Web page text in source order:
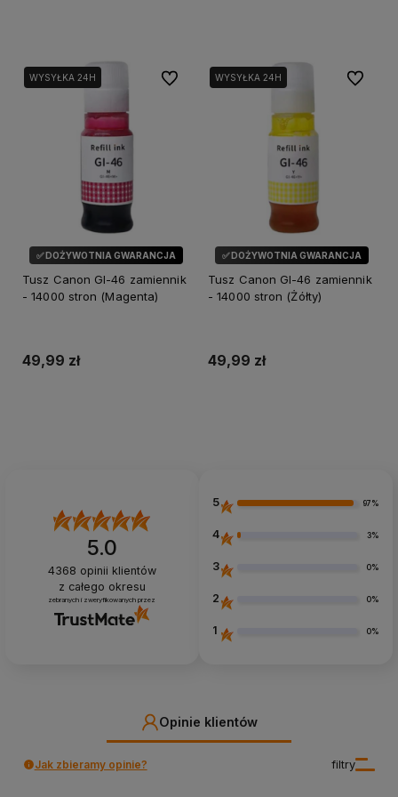
✅ DOŻYWOTNIA GWARANCJA
WYSYŁKA 24H
Tusz Canon GI-46 zamiennik
- 14000 stron (Magenta)
49,99 zł
Do ulubionych
✅ DOŻYWOTNIA GWARANCJA
WYSYŁKA 24H
Tusz Canon GI-46 zamiennik
- 14000 stron (Żółty)
49,99 zł
Do
5.0
4368 opinii klientów
z całego okresu
zebranych i zweryfikowanych przez
5 97%
4 3%
3 0%
2 0%
1 0%
Opinie klientów
filtry
Jak zbieramy opinie?